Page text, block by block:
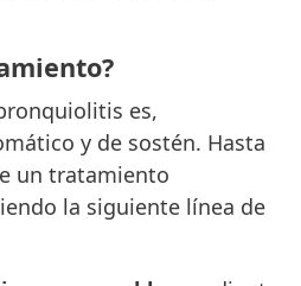
es,
y de sostén. Hasta
un tratamiento
la siguiente línea de